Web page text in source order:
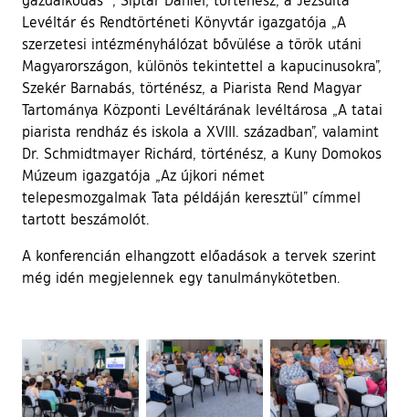
Levéltár és Rendtörténeti Könyvtár igazgatója „A
szerzetesi intézményhálózat bővülése a török utáni
Magyarországon, különös tekintettel a kapucinusokra”,
Szekér Barnabás, történész, a Piarista Rend Magyar
Tartománya Központi Levéltárának levéltárosa „A tatai
piarista rendház és iskola a XVIII. században”, valamint
Dr. Schmidtmayer Richárd, történész, a Kuny Domokos
Múzeum igazgatója „Az újkori német
telepesmozgalmak Tata példáján keresztül” címmel
tartott beszámolót.
A konferencián elhangzott előadások a tervek szerint
még idén megjelennek egy tanulmánykötetben.
Ugrás a galéria utánra